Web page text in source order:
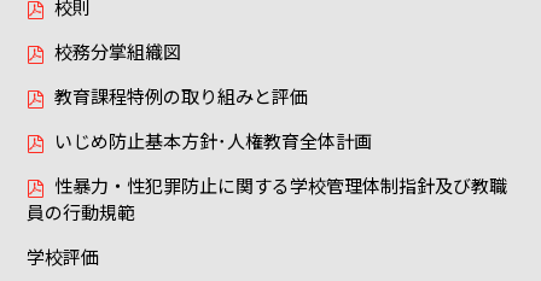
校則
校務分掌組織図
教育課程特例の取り組みと評価
いじめ防止基本方針･人権教育全体計画
性暴力・性犯罪防止に関する学校管理体制指針及び教職
員の行動規範
学校評価